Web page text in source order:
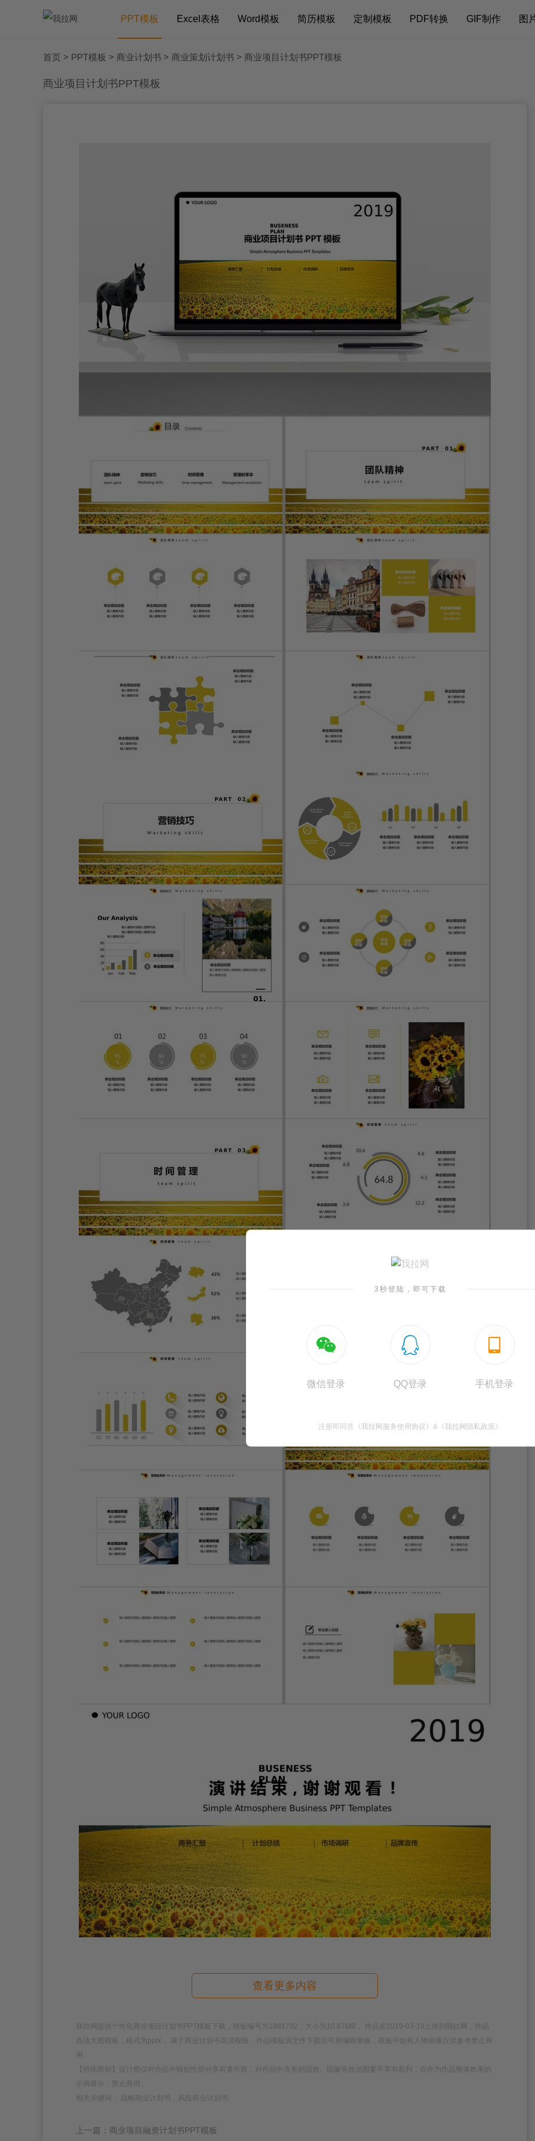
PPT模板 Excel表格 Word模板 简历模板 定制模板 PDF转换 GIF制作 图
首页 > PPT模板 > 商业计划书 > 商业策划计划书 > 商业项目计划书PPT模板
商业项目计划书PPT模板
查看更多内容
我拉网提供个性化商业项目计划书PPT模板下载，模板编号为1881792，大小为10.87MB， 作品在2019-03-19上传到我拉网，作品
高清大图模板，格式为pptx， 属于商业计划书高清模板，作品模板源文件下载后可用编辑替换，模板中如有人物画像仅供参考禁止商
【特殊限制】设计师仅对作品中独创性部分享有著作权，对作品中含有的国旗、国徽等政治图案不享有权利，仅作为作品整体效果的
示例展示，禁止商用。
相关关键词： 战略商业计划书，风投商业计划书
上一篇：商业项目融资计划书PPT模板
3秒登陆，即可下载

微信登录

QQ登录

手机登录
注册即同意 《我拉网服务使用协议》 & 《我拉网隐私政策》